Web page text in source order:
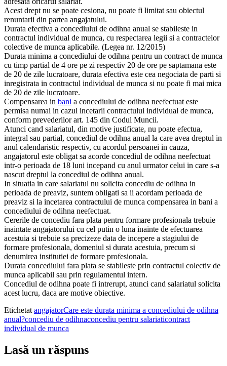
Acest drept nu se poate cesiona, nu poate fi limitat sau obiectul
renuntarii din partea angajatului.
Durata efectiva a concediului de odihna anual se stabileste in
contractul individual de munca, cu respectarea legii si a contractelor
colective de munca aplicabile. (Legea nr. 12/2015)
Durata minima a concediului de odihna pentru un contract de munca
cu timp partial de 4 ore pe zi respectiv 20 de ore pe saptamana este
de 20 de zile lucratoare, durata efectiva este cea negociata de parti si
inregistrata in contractul individual de munca si nu poate fi mai mica
de 20 de zile lucratoare.
Compensarea in bani a concediului de odihna neefectuat este
permisa numai in cazul incetarii contractului individual de munca,
conform prevederilor art. 145 din Codul Muncii.
Atunci cand salariatul, din motive justificate, nu poate efectua,
integral sau partial, concediul de odihna anual la care avea dreptul in
anul calendaristic respectiv, cu acordul persoanei in cauza,
angajatorul este obligat sa acorde concediul de odihna neefectuat
intr-o perioada de 18 luni incepand cu anul urmator celui in care s-a
nascut dreptul la concediul de odihna anual.
In situatia in care salariatul nu solicita concediu de odihna in
perioada de preaviz, suntem obligati sa ii acordam perioada de
preaviz si la incetarea contractului de munca compensarea in bani a
concediului de odihna neefectuat.
Cererile de concediu fara plata pentru formare profesionala trebuie
inaintate angajatorului cu cel putin o luna inainte de efectuarea
acestuia si trebuie sa precizeze data de incepere a stagiului de
formare profesionala, domeniul si durata acestuia, precum si
denumirea institutiei de formare profesionala.
Durata concediului fara plata se stabileste prin contractul colectiv de
munca aplicabil sau prin regulamentul intern.
Concediul de odihna poate fi intrerupt, atunci cand salariatul solicita
acest lucru, daca are motive obiective.
Etichetat angajatorCare este durata minima a concediului de odihna
anual?concediu de odihnaconcediu pentru salariaticontract
individual de munca
Lasă un răspuns